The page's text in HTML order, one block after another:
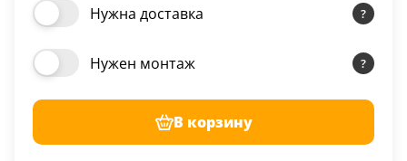
Нужна доставка
Нужен монтаж
В корзину